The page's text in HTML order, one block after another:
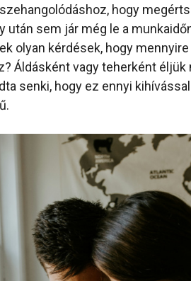
hogy
után sem jár még le a
olyan kérdések, hogy
Áldásként vagy teherként
senki, hogy ez ennyi